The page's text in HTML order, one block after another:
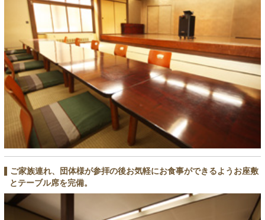
ご家族連れ、団体様が参拝の後お気軽にお食事ができるようお座敷
とテーブル席を完備。